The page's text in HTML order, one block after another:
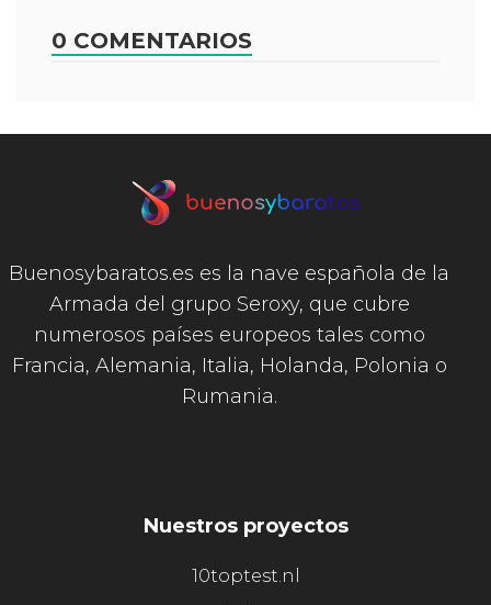
0 COMENTARIOS
Buenosybaratos.es es la nave española de la
Armada del grupo Seroxy, que cubre
numerosos países europeos tales como
Francia, Alemania, Italia, Holanda, Polonia o
Rumania.
Nuestros proyectos
10toptest.nl